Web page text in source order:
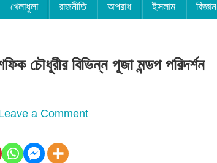
খেলাধুলা রাজনীতি অপরাধ ইসলাম বিজ্ঞান
চৌধূরীর বিভিন্ন পূজা মন্ডপ পরিদর্শন
a Commenton